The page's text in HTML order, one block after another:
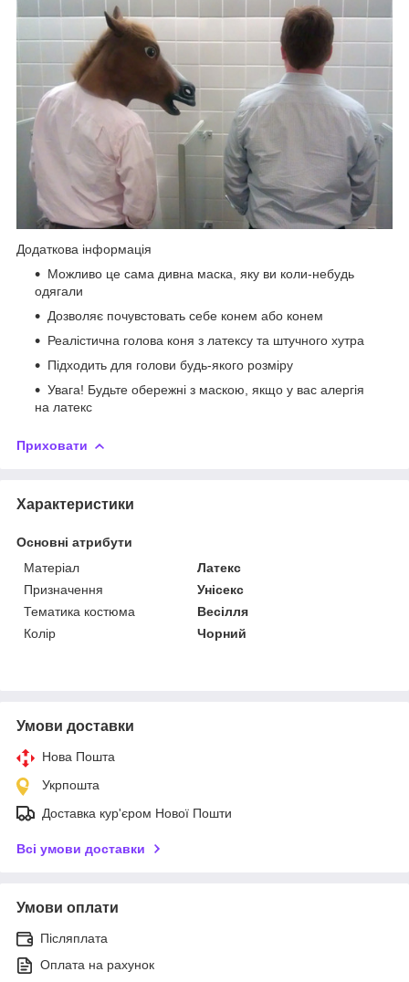
Додаткова інформація
Можливо це сама дивна маска, яку ви коли-небудь
одягали
Дозволяє почувстовать себе конем або конем
Реалістична голова коня з латексу та штучного хутра
Підходить для голови будь-якого розміру
Увага! Будьте обережні з маскою, якщо у вас алергія
на латекс
Приховати
Характеристики
Основні атрибути
Матеріал
Латекс
Призначення
Унісекс
Тематика костюма
Весілля
Колір
Чорний
Умови доставки
Нова Пошта
Укрпошта
Доставка кур'єром Нової Пошти
Всі умови доставки
Умови оплати
Післяплата
Оплата на рахунок